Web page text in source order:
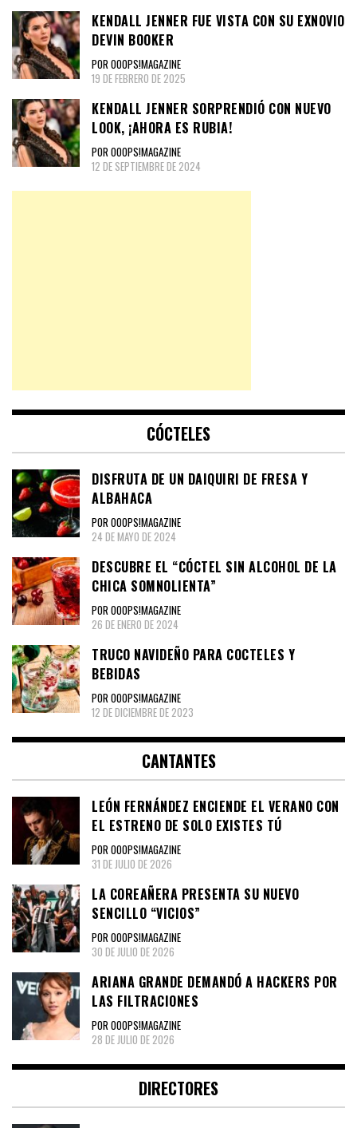
KENDALL JENNER FUE VISTA CON SU EXNOVIO
DEVIN BOOKER
POR OOOPS!MAGAZINE
19 DE FEBRERO DE 2025
KENDALL JENNER SORPRENDIÓ CON NUEVO
LOOK, ¡AHORA ES RUBIA!
POR OOOPS!MAGAZINE
12 DE SEPTIEMBRE DE 2024
CÓCTELES
DISFRUTA DE UN DAIQUIRI DE FRESA Y
ALBAHACA
POR OOOPS!MAGAZINE
24 DE MAYO DE 2024
DESCUBRE EL “CÓCTEL SIN ALCOHOL DE LA
CHICA SOMNOLIENTA”
POR OOOPS!MAGAZINE
26 DE ENERO DE 2024
TRUCO NAVIDEÑO PARA COCTELES Y
BEBIDAS
POR OOOPS!MAGAZINE
12 DE DICIEMBRE DE 2023
CANTANTES
LEÓN FERNÁNDEZ ENCIENDE EL VERANO CON
EL ESTRENO DE SOLO EXISTES TÚ
POR OOOPS!MAGAZINE
31 DE JULIO DE 2026
LA COREAÑERA PRESENTA SU NUEVO
SENCILLO “VICIOS”
POR OOOPS!MAGAZINE
30 DE JULIO DE 2026
ARIANA GRANDE DEMANDÓ A HACKERS POR
LAS FILTRACIONES
POR OOOPS!MAGAZINE
28 DE JULIO DE 2026
DIRECTORES